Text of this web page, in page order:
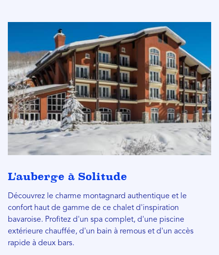
L'auberge à Solitude
Découvrez le charme montagnard authentique et le
confort haut de gamme de ce chalet d'inspiration
bavaroise. Profitez d'un spa complet, d'une piscine
extérieure chauffée, d'un bain à remous et d'un accès
rapide à deux bars.